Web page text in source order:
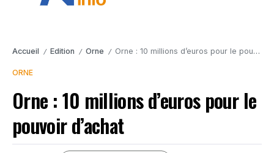
Accueil / Edition / Orne / Orne : 10 millions d’euros pour le pouvoir d’achat
ORNE
Orne : 10 millions d’euros pour le
pouvoir d’achat